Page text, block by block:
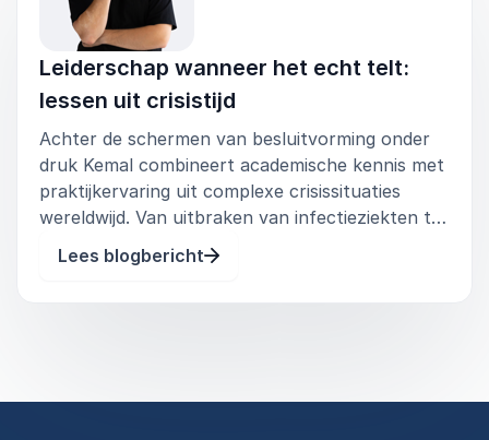
Vertrouwen opbouwen wanneer twijfel en
spanning aanwezig zijn
Communicatie die verbindt in plaats van
polariseert
Menselijk blijven zonder richting te verliezen
Resultaat:
Deelnemers ontwikkelen een scherp gevoel voor
situationeel leiderschap. Ze weten hoe ze teams
kunnen meenemen, zelfs wanneer het schuurt,
Leiderschap wanneer het echt telt:
lessen uit crisistijd
Achter de schermen van besluitvorming onder
druk Kemal combineert academische kennis met
praktijkervaring uit complexe crisissituaties
wereldwijd. Van uitbraken van infectieziekten tot
bestuurlijke en maatschappelijke crises: hij zag
van dichtbij hoe systemen vastlopen en hoe
Lees blogbericht